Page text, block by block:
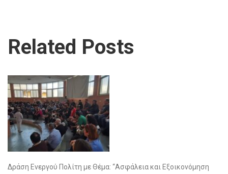
Related Posts
Δράση Ενεργού Πολίτη με Θέμα: “Ασφάλεια και Εξοικονόμηση